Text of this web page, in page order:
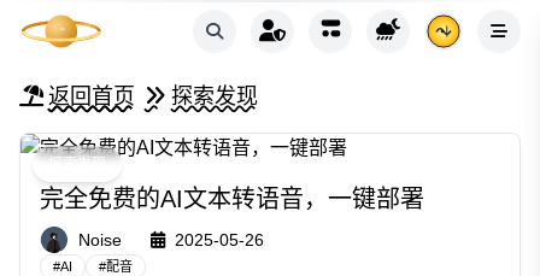
返回首页 探索发现
探索发现
完全免费的AI文本转语音，一键部署
Noise 2025-05-26
#AI #配音